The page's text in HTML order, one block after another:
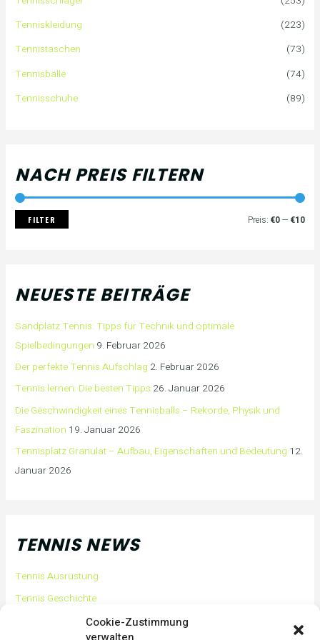
Cookie-Zustimmung
n
a
c
h
Tenniskleidung
(223)
Tennistaschen
(73)
Tennisbälle
(74)
Tennisschuhe
(89)
NACH PREIS FILTERN
e
i
s
e
i
s
FILTER Preis: €0— €10
NEUESTE BEITRÄGE
Sandplatz Tennis: Tipps für Technik und optimale
Spielbedingungen 9. Februar 2026
Der perfekte Tennis Aufschlag 2. Februar 2026
Tennis lernen: Die besten Tipps 26. Januar 2026
Die Geschwindigkeit eines Tennisballs – Rekorde, Physik und
Faszination 19. Januar 2026
Tennisplatz Granulat – Aufbau, Eigenschaften und Bedeutung 12.
Januar 2026
TENNIS NEWS
Tennis Ausrüstung
Tennis Geschichte
Tennis Tipps und Tricks